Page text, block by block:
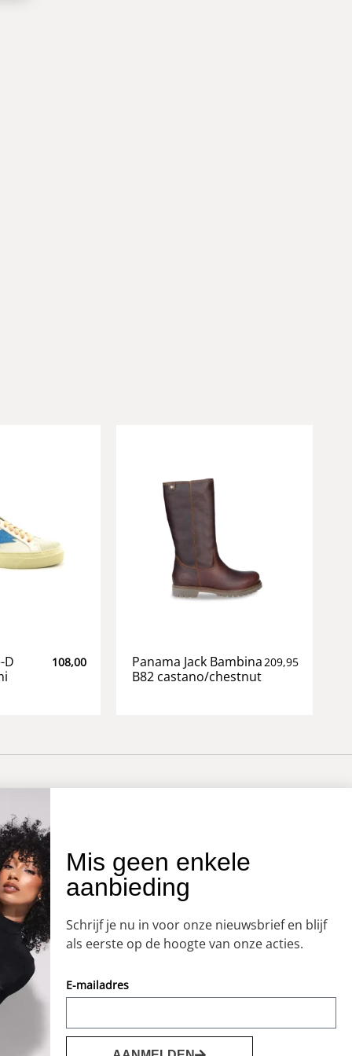
D
108,00
Panama Jack Bambina
B82 castano/chestnut
209,95
OVER ONS
Onze winkel
Koopzondagen
Mis geen enkele
aanbieding
Schrijf je nu in voor onze nieuwsbrief en blijf
als eerste op de hoogte van onze acties.
E-mailadres